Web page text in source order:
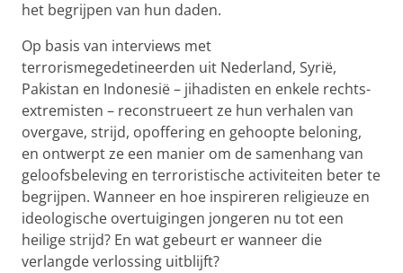
het begrijpen van hun daden.
Op basis van interviews met
terrorismegedetineerden uit Nederland, Syrië,
Pakistan en Indonesië – jihadisten en enkele rechts-
extremisten – reconstrueert ze hun verhalen van
overgave, strijd, opoffering en gehoopte beloning,
en ontwerpt ze een manier om de samenhang van
geloofsbeleving en terroristische activiteiten beter te
begrijpen. Wanneer en hoe inspireren religieuze en
ideologische overtuigingen jongeren nu tot een
heilige strijd? En wat gebeurt er wanneer die
verlangde verlossing uitblijft?